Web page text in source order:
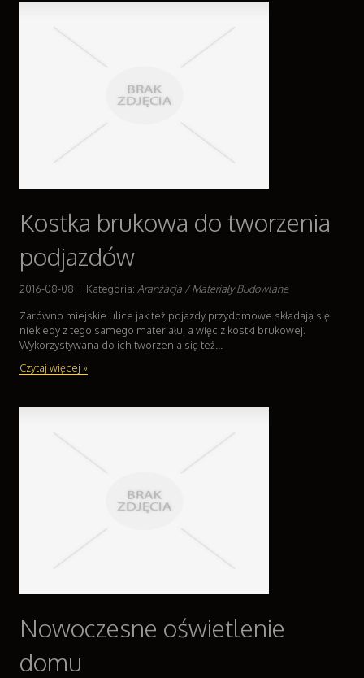
Kostka brukowa do tworzenia
podjazdów
2016-08-08 | Kategoria: Aranżacja / Materiały Budowlane
Zarówno miejskie ulice jak też pojazdy przydomowe składają się
niekiedy z tego samego materiału, a więc z kostki brukowej.
Wykorzystywana do ich tworzenia się też...
Czytaj więcej »
Nowoczesne oświetlenie
domu